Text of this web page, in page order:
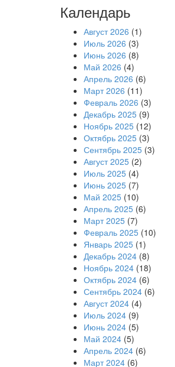
Календарь
Август 2026 (1)
Июль 2026 (3)
Июнь 2026 (8)
Май 2026 (4)
Апрель 2026 (6)
Март 2026 (11)
Февраль 2026 (3)
Декабрь 2025 (9)
Ноябрь 2025 (12)
Октябрь 2025 (3)
Сентябрь 2025 (3)
Август 2025 (2)
Июль 2025 (4)
Июнь 2025 (7)
Май 2025 (10)
Апрель 2025 (6)
Март 2025 (7)
Февраль 2025 (10)
Январь 2025 (1)
Декабрь 2024 (8)
Ноябрь 2024 (18)
Октябрь 2024 (6)
Сентябрь 2024 (6)
Август 2024 (4)
Июль 2024 (9)
Июнь 2024 (5)
Май 2024 (5)
Апрель 2024 (6)
Март 2024 (6)